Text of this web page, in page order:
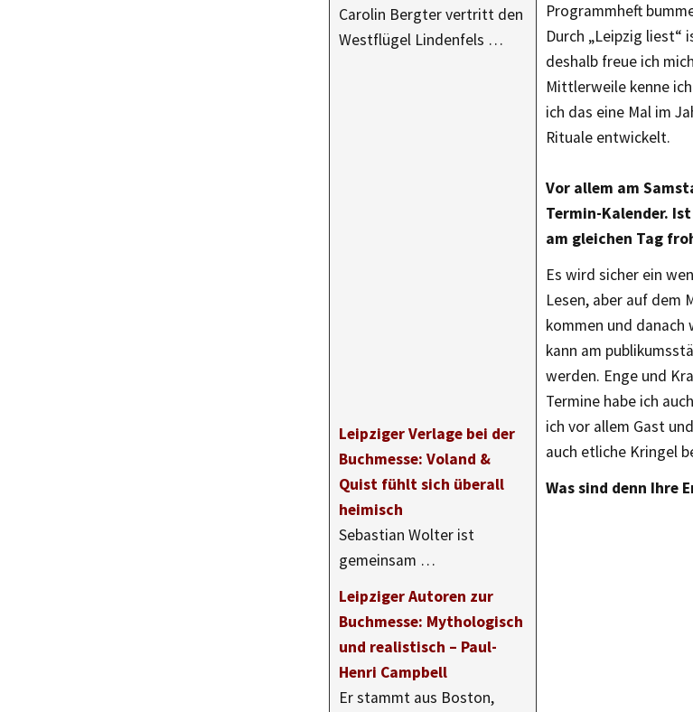
Carolin Bergter vertritt den
Westflügel Lindenfels …
Leipziger Verlage bei der
Buchmesse: Voland &
Quist fühlt sich überall
heimisch
Sebastian Wolter ist
gemeinsam …
Leipziger Autoren zur
Buchmesse: Mythologisch
und realistisch – Paul-
Henri Campbell
Er stammt aus Boston,
Programmheft
Durch „Leipzig liest“
deshalb freue ich
Mittlerweile kenne
ich das eine Mal im
Rituale entwickelt.
Vor allem am
Termin-Kalender.
am gleichen Tag
Es wird sicher ein
Lesen, aber auf dem
kommen und
kann am
werden. Enge und
Termine habe ich
ich vor allem Gast
auch etliche Kringel
Was sind denn Ihre